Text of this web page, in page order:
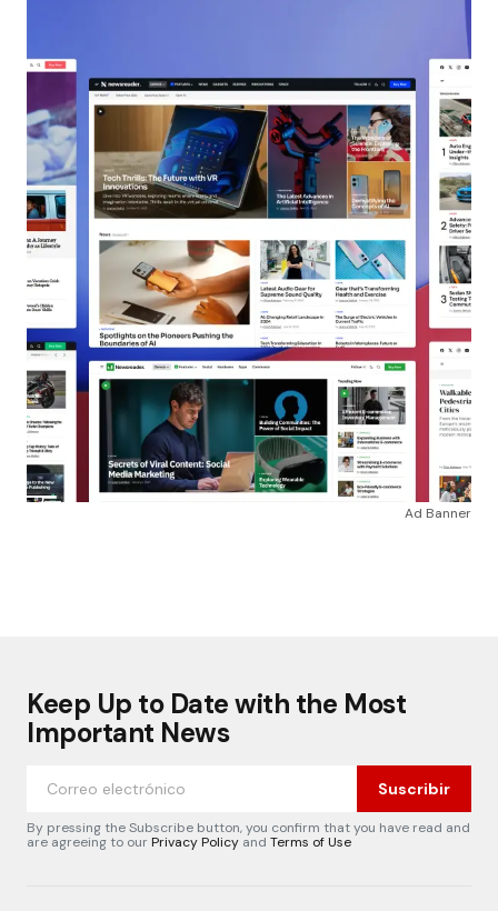
Ad Banner
Keep Up to Date with the Most
Important News
Suscribir
By pressing the Subscribe button, you confirm that you have read and
are agreeing to ourPrivacy Policy and Terms of Use